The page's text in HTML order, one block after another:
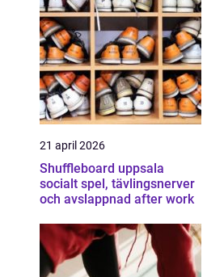
21 april 2026
Shuffleboard uppsala
socialt spel, tävlingsnerver
och avslappnad after work